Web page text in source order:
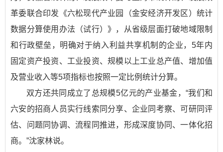
革委联合印发《六松现代产业园（金安经济开发区）统计
数据分算使用办法（试行）》，从省级层面打破地域限制
和行政壁垒，明确对于纳入利益共享机制的企业，5年内
固定资产投资、工业投资、规模以上工业总产值、增加值
及营业收入等5项指标也按照一定比例统计分算。
双方还共同成立了总规模5亿元的产业基金，“我们和
六安的招商人员实行线索同分享、企业同考察、可研同评
估、问题同协调、流程同推进，形成深度协同、一体化招
商。”沈家林说。